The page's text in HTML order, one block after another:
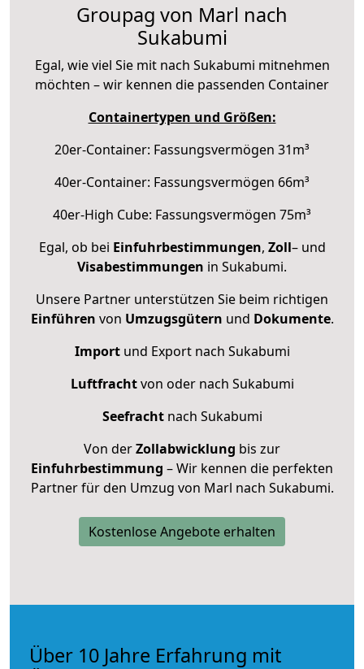
Groupag von Marl nach
Sukabumi
Egal, wie viel Sie mit nach Sukabumi mitnehmen
möchten – wir kennen die passenden Container
Containertypen und Größen:
20er-Container: Fassungsvermögen 31m³
40er-Container: Fassungsvermögen 66m³
40er-High Cube: Fassungsvermögen 75m³
Egal, ob bei Einfuhrbestimmungen, Zoll– und
Visabestimmungen in Sukabumi.
Unsere Partner unterstützen Sie beim richtigen
Einführen von Umzugsgütern und Dokumente.
Importund Export nach Sukabumi
Luftfrachtvon oder nach Sukabumi
Seefrachtnach Sukabumi
Von derZollabwicklung bis zur
Einfuhrbestimmung – Wir kennen die perfekten
Partner für den Umzug von Marl nach Sukabumi.
Kostenlose Angebote erhalten
Über 10 Jahre Erfahrung mit